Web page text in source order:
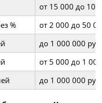
от 15 000 до
%
от 2 000 до 50
до 1 000 000
от 5 000 до 1
до 1 000 000